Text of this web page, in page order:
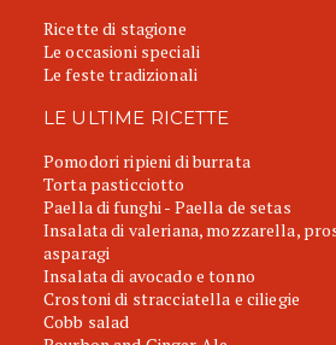
Ricette di stagione
Le occasioni speciali
Le feste tradizionali
LE ULTIME RICETTE
Pomodori ripieni di burrata
Torta pasticciotto
Paella di funghi - Paella de setas
Insalata di valeriana, mozzarella,
asparagi
Insalata di avocado e tonno
Crostoni di stracciatella e ciliegie
Cobb salad